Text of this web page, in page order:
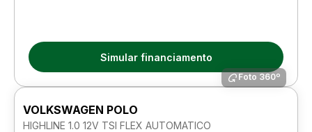
Simular financiamento
Foto 360º
VOLKSWAGEN POLO
HIGHLINE 1.0 12V TSI FLEX AUTOMATICO